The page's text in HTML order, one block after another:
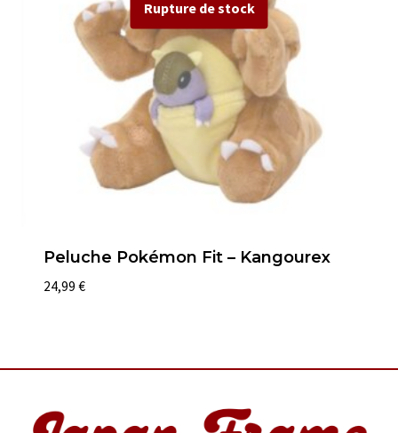
Peluche Pokémon Fit – Kangourex
24,99 €